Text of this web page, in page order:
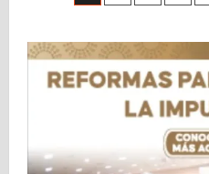
con
que
atiende
y
resuelve
a
la
de
entradas